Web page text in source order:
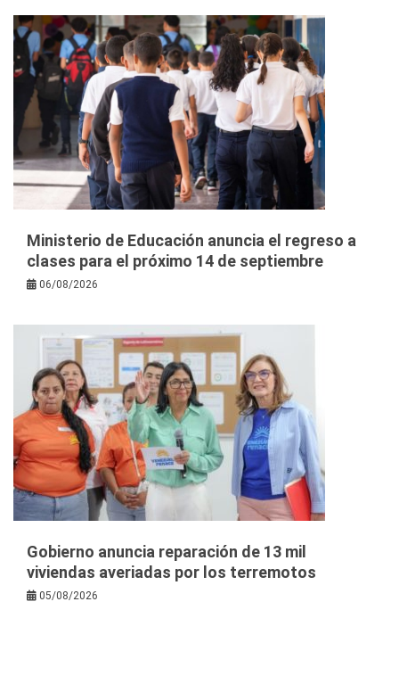
Ministerio de Educación anuncia el regreso a
clases para el próximo 14 de septiembre
06/08/2026
Gobierno anuncia reparación de 13 mil
viviendas averiadas por los terremotos
05/08/2026